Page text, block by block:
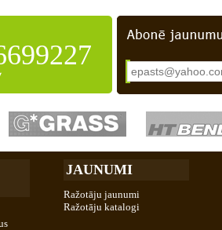
JAUNUMI
Ražotāju jaunumi
Ražotāju katalogi